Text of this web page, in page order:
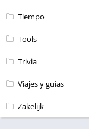
Tiempo
Tools
Trivia
Viajes y guías
Zakelijk